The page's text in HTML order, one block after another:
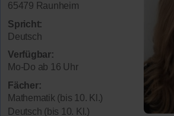
65479 Raunheim
Spricht:
Deutsch
Verfügbar:
Mo-Do ab 16 Uhr
Fächer:
Mathematik (bis 10. Kl.)
Deutsch (bis 10. Kl.)